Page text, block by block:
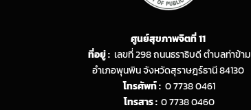
ศูนย์สุขภาพจิตที่ 11
ที่อยู่ : เลขที่ 298 ถนนธราธิบดี ตำบลท่าข้าม
อำเภอพุนพิน จังหวัดสุราษฎร์ธานี 84130
โทรศัพท์ : 0 7738 0461
โทรสาร : 0 7738 0460